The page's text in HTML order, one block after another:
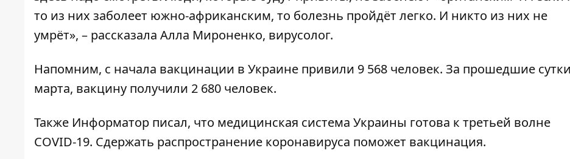
то из них заболеет южно-африканским, то болезнь пройдёт легко. И никто из них не
умрёт», – рассказала Алла Мироненко, вирусолог.
Напомним, с начала вакцинации в Украине привили 9 568 человек. За прошедшие
марта, вакцину получили 2 680 человек.
Также Информатор писал, что медицинская система Украины готова к третьей волне
COVID-19. Сдержать распространение коронавируса поможет вакцинация.